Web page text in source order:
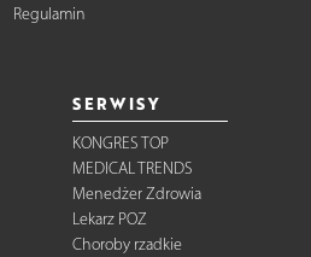
Regulamin
SERWISY
KONGRES TOP
MEDICAL TRENDS
Menedżer Zdrowia
Lekarz POZ
Choroby rzadkie